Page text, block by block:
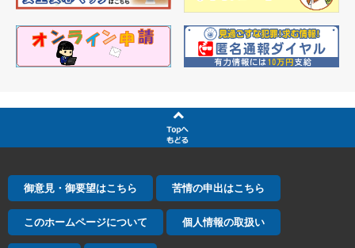
御意見・御要望はこちら 苦情の申出はこちら
このホームページについて 個人情報の取扱い